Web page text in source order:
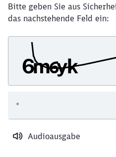
Bitte geben Sie aus
das nachstehende Feld ein:
Audioausgabe
*